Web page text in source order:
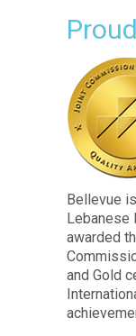
Bellevue
Lebanese
awarded
and Gold